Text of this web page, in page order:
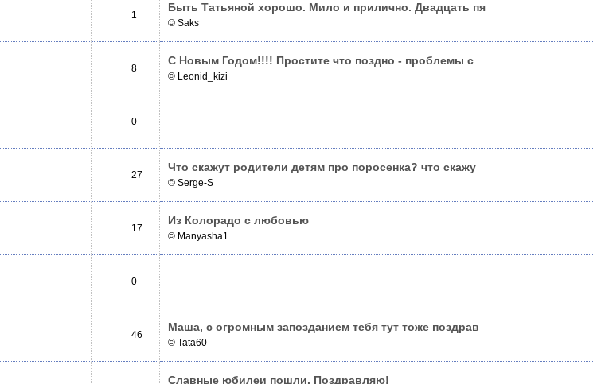
1
Быть Татьяной хорошо. Мило и прилично. Двадцать пя
© Saks
8
С Новым Годом!!!! Простите что поздно - проблемы с
© Leonid_kizi
0
27
Что скажут родители детям про поросенка? что скажу
© Serge-S
17
Из Колорадо с любовью
© Manyasha1
0
46
Маша, с огромным запозданием тебя тут тоже поздрав
© Tata60
Славные юбилеи пошли. Поздравляю!